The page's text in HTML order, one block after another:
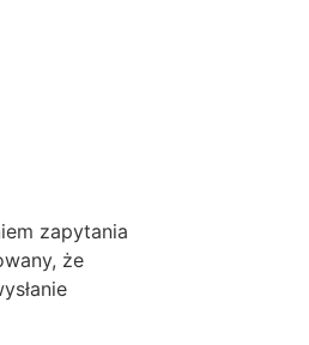
zapytania
że